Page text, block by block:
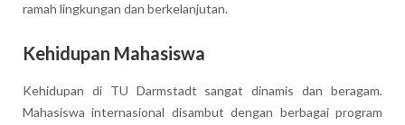
ramah lingkungan dan berkelanjutan.
Kehidupan Mahasiswa
Kehidupan di TU Darmstadt sangat dinamis dan beragam.
Mahasiswa internasional disambut dengan berbagai program